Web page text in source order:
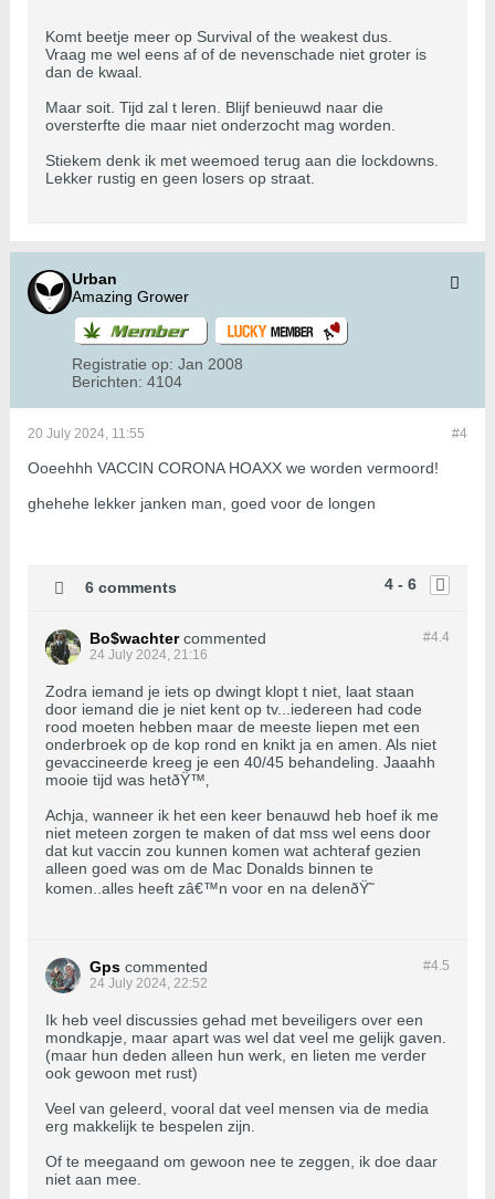
Komt beetje meer op Survival of the weakest dus.
Vraag me wel eens af of de nevenschade niet groter is
dan de kwaal.
Maar soit. Tijd zal t leren. Blijf benieuwd naar die
oversterfte die maar niet onderzocht mag worden.
Stiekem denk ik met weemoed terug aan die lockdowns.
Lekker rustig en geen losers op straat.
Urban
Amazing Grower
Registratie op: Jan 2008
Berichten: 4104
#4
20 July 2024, 11:55
Ooeehhh VACCIN CORONA HOAXX we worden vermoord!
ghehehe lekker janken man, goed voor de longen
4 - 6
6 comments
#4.4
Bo$wachter commented
24 July 2024, 21:16
Zodra iemand je iets op dwingt klopt t niet, laat staan
door iemand die je niet kent op tv...iedereen had code
rood moeten hebben maar de meeste liepen met een
onderbroek op de kop rond en knikt ja en amen. Als niet
gevaccineerde kreeg je een 40/45 behandeling. Jaaahh
mooie tijd was hetðŸ™‚
Achja, wanneer ik het een keer benauwd heb hoef ik me
niet meteen zorgen te maken of dat mss wel eens door
dat kut vaccin zou kunnen komen wat achteraf gezien
alleen goed was om de Mac Donalds binnen te
komen..alles heeft zâ€™n voor en na delenðŸ˜
#4.5
Gps commented
24 July 2024, 22:52
Ik heb veel discussies gehad met beveiligers over een
mondkapje, maar apart was wel dat veel me gelijk gaven.
(maar hun deden alleen hun werk, en lieten me verder
ook gewoon met rust)
Veel van geleerd, vooral dat veel mensen via de media
erg makkelijk te bespelen zijn.
Of te meegaand om gewoon nee te zeggen, ik doe daar
niet aan mee.